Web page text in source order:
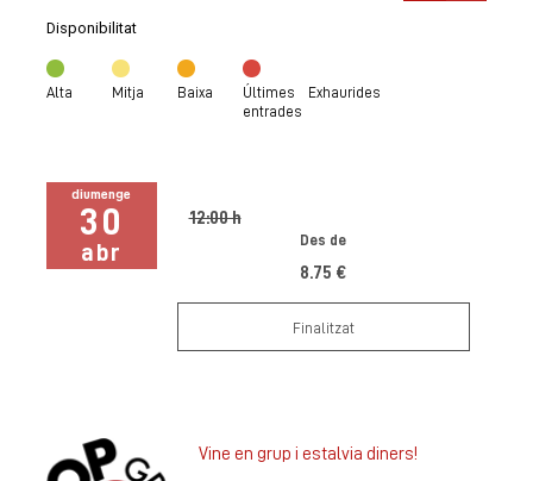
Disponibilitat
Alta Mitja Baixa
Últimes
entrades
Exhaurides
diumenge
30
abr
12:00 h
Des de
8.75 €
Finalitzat
Vine en grup i estalvia diners!